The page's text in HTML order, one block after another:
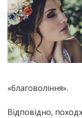
«благовоління».
Відповідно,